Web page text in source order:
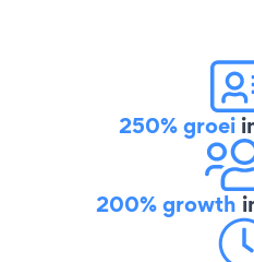
250% groei
200% growth